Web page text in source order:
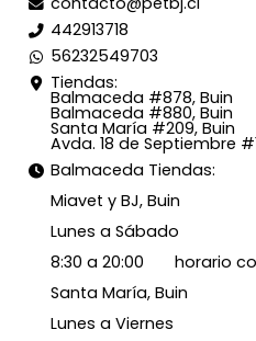
442913718
56232549703
Tiendas:
Balmaceda #878, Buin
Balmaceda #880, Buin
Santa María #209, Buin
Avda. 18 de Septiembre
Balmaceda Tiendas:
Miavet y BJ, Buin
Lunes a Sábado
8:30 a 20:00 horario
Santa María, Buin
Lunes a Viernes